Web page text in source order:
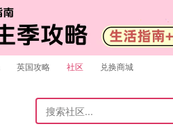
英国攻略 社区 兑换商城